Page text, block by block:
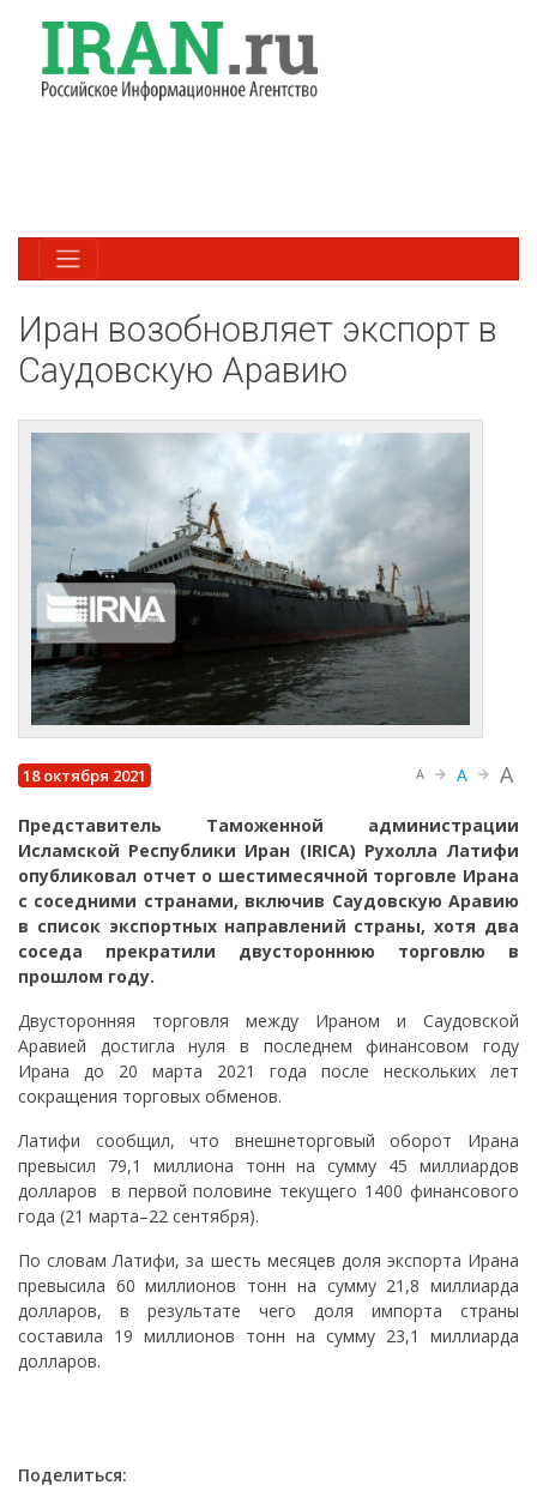
Иран возобновляет экспорт в
Саудовскую Аравию
18 октября 2021 A A A
Представитель Таможенной администрации
Исламской Республики Иран (IRICA) Рухолла Латифи
опубликовал отчет о шестимесячной торговле Ирана
с соседними странами, включив Саудовскую Аравию
в список экспортных направлений страны, хотя два
соседа прекратили двустороннюю торговлю в
прошлом году.
Двусторонняя торговля между Ираном и Саудовской
Аравией достигла нуля в последнем финансовом году
Ирана до 20 марта 2021 года после нескольких лет
сокращения торговых обменов.
Латифи сообщил, что внешнеторговый оборот Ирана
превысил 79,1 миллиона тонн на сумму 45 миллиардов
долларов в первой половине текущего 1400 финансового
года (21 марта–22 сентября).
По словам Латифи, за шесть месяцев доля экспорта Ирана
превысила 60 миллионов тонн на сумму 21,8 миллиарда
долларов, в результате чего доля импорта страны
составила 19 миллионов тонн на сумму 23,1 миллиарда
долларов.
Поделиться: